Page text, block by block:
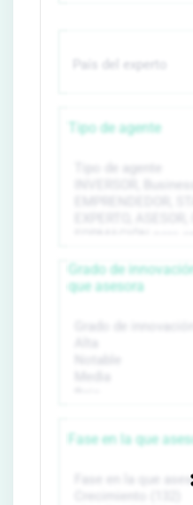
Tipo de agente
Grado de
que asesora
Fase en la que